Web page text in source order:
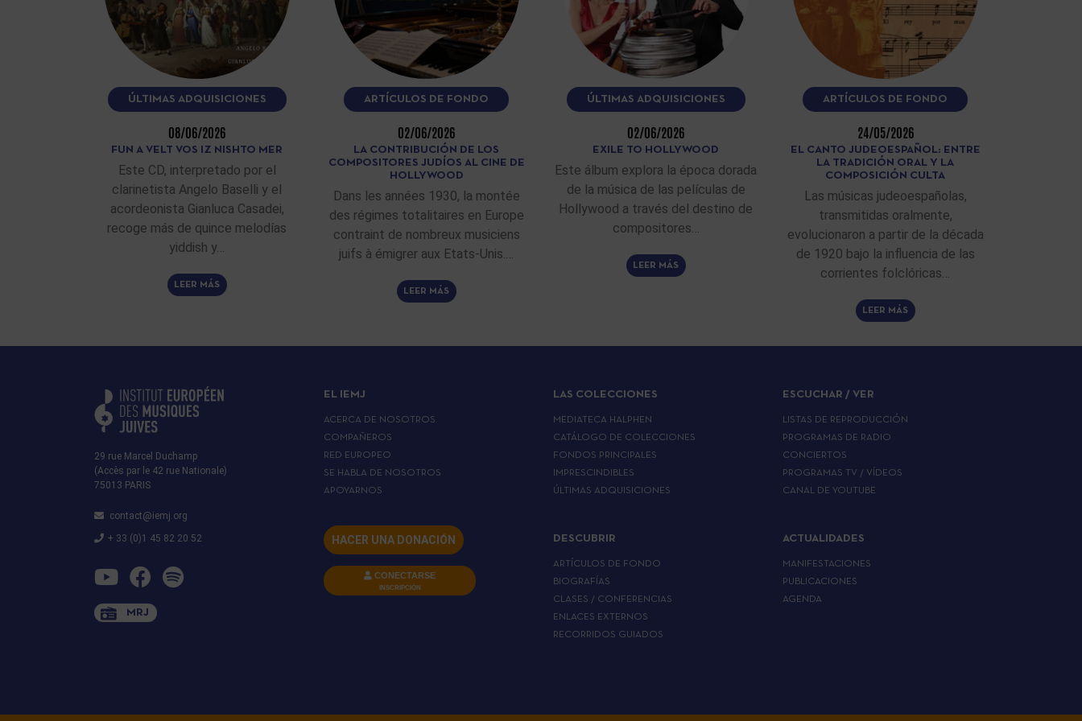
ÚLTIMAS ADQUISICIONES
08/06/2026
FUN A VELT VOS IZ NISHTO MER
Este CD, interpretado por el
clarinetista Angelo Baselli y el
acordeonista Gianluca Casadei,
recoge más de quince melodías
yiddish y…
LEER MÁS
ARTÍCULOS DE FONDO
02/06/2026
LA CONTRIBUCIÓN DE LOS
COMPOSITORES JUDÍOS AL CINE DE
HOLLYWOOD
Dans les années 1930, la montée
des régimes totalitaires en Europe
contraint de nombreux musiciens
juifs à émigrer aux Etats-Unis.…
LEER MÁS
ÚLTIMAS ADQUISICIONES
02/06/2026
EXILE TO HOLLYWOOD
Este álbum explora la época dorada
de la música de las películas de
Hollywood a través del destino de
compositores…
LEER MÁS
ARTÍCULOS DE FONDO
24/05/2026
EL CANTO JUDEOESPAÑOL: ENTRE
LA TRADICIÓN ORAL Y LA
COMPOSICIÓN CULTA
Las músicas judeoespañolas,
transmitidas oralmente,
evolucionaron a partir de la década
de 1920 bajo la influencia de las
corrientes folclóricas…
LEER MÁS
29 rue Marcel Duchamp
(Accès par le 42 rue Nationale)
75013 PARIS
contact@iemj.org
+ 33 (0)1 45 82 20 52
MRJ
EL IEMJ
ACERCA DE NOSOTROS
COMPAÑEROS
RED EUROPEO
SE HABLA DE NOSOTROS
APOYARNOS
HACER UNA DONACIÓN
CONECTARSE
INSCRIPCIÓN
LAS COLECCIONES
MEDIATECA HALPHEN
CATÁLOGO DE COLECCIONES
FONDOS PRINCIPALES
IMPRESCINDIBLES
ÚLTIMAS ADQUISICIONES
DESCUBRIR
ARTÍCULOS DE FONDO
BIOGRAFÍAS
CLASES / CONFERENCIAS
ENLACES EXTERNOS
RECORRIDOS GUIADOS
ESCUCHAR / VER
LISTAS DE REPRODUCCIÓN
PROGRAMAS DE RADIO
CONCIERTOS
PROGRAMAS TV / VÍDEOS
CANAL DE YOUTUBE
ACTUALIDADES
MANIFESTACIONES
PUBLICACIONES
AGENDA